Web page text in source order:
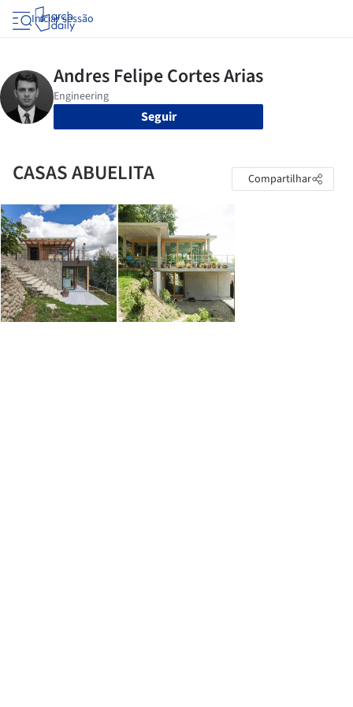
Iniciar sessão
Seguir
CASAS ABUELITA Compartilhar